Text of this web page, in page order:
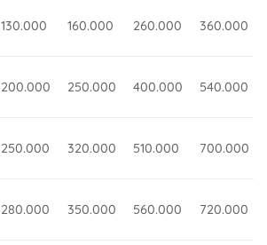
130.000 160.000 260.000 360.000
200.000 250.000 400.000 540.000
250.000 320.000 510.000 700.000
280.000 350.000 560.000 720.000